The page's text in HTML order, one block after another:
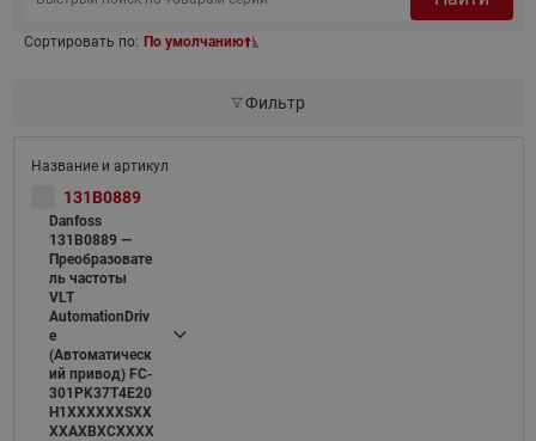
Сортировать по: По умолчанию
Фильтр
131B0889
Danfoss
131B0889 —
Преобразовате
ль частоты
VLT
AutomationDriv
e
(Автоматическ
ий привод) FC-
301PK37T4E20
H1XXXXXXSXX
XXAXBXCXXXX